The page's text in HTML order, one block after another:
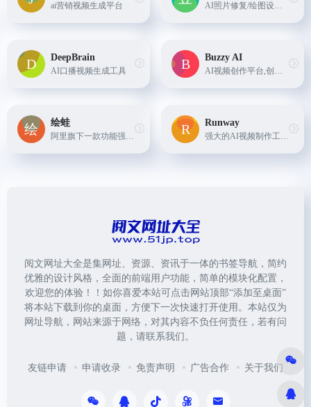
ai营销视频生成平台 AI照片修复/绘图设计平台
DeepBrain
AI口播视频生成工具
Buzzy AI
AI视频创作平台,创作无限可能
绘蛙
阿里旗下一款功能强大电商种草营销工具，简洁好用的智能图片、文案创作平台，并且拥有海量虚拟模特可选择。
Runway
强大的AI视频制作工具，图像转视频、绿幕抠像、视频合成等
阅文网址大全是集网址、资源、资讯于一体的书签导航，简约
优雅的设计风格，全面的前端用户功能，简单的模块化配置，
欢迎您的体验！！如你喜爱本站可点击网站顶部“添加至桌面”
将本站下载到你的桌面，方便下一次快速打开使用。本站仅为
网址导航，网站来源于网络，对其内容不负任何责任，若有问
题，请联系我们。
友链申请 申请收录 免责声明 广告合作 关于我们